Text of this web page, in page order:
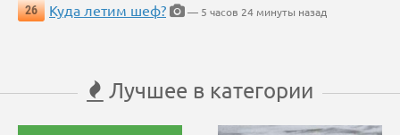
26
Куда летим шеф? — 5 часов 24 минуты назад
Лучшее в категории